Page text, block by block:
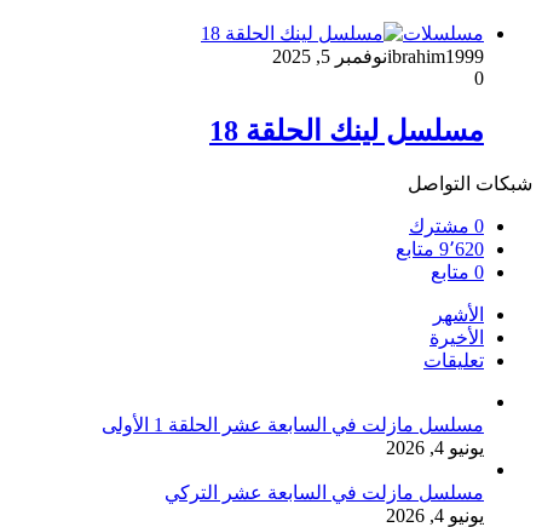
مسلسلات
ibrahim1999نوفمبر 5, 2025
0
مسلسل لينك الحلقة 18
شبكات التواصل
0 مشترك
9٬620 متابع
0 متابع
الأشهر
الأخيرة
تعليقات
مسلسل مازلت في السابعة عشر الحلقة 1 الأولى
يونيو 4, 2026
مسلسل مازلت في السابعة عشر التركي
يونيو 4, 2026